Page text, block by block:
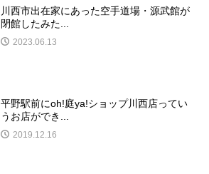
川西市出在家にあった空手道場・源武館が
閉館したみた...
2023.06.13
平野駅前にoh!庭ya!ショップ川西店ってい
うお店ができ...
2019.12.16